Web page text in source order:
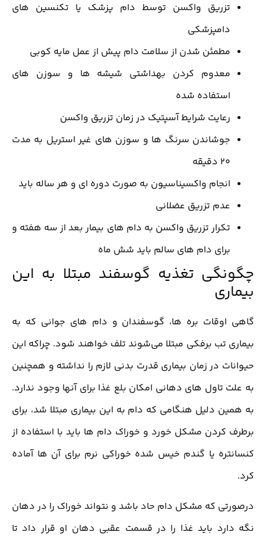
تزریق واکسن توسط دام پزشک یا تکنسین های
دامپزشکی
مطمئن شدن از سلامت دام پیش از عمل مایه کوبی
معدوم کردن بهداشتی شیشه ها و سوزن های
استفاده شده
رعایت شرایط آسپتیک در زمان تزریق واکسن
جوشاندن سرنگ ها و سوزن های غیر استریل به مدت
انجام واکسیناسیون به صورت دوره ای و هر ساله باید
عدم تزریق عضلانی
تکرار تزریق واکسن به دام های بیمار بعد از سه هفته و
برای دام های سالم باید شش ماه
چگونگی تغذیه گوسفند مبتلا به این
بیماری
گاهی اوقات بره ها، گوسفندان و دام های جوانی که به
بیماری تب برفکی مبتلا می‌شوند تلف خواهند شود. چراکه این
حیوانات در زمان بیماری قدرت بدنی لازم را نداشته و همچنین
به علت تاول های دهانی امکان بلع غذا برای آنها وجود ندارد.
به همین دلیل هنگامی که دام به این بیماری مبتلا شد، برای
برطرف کردن مشکل خورد و خوراک دام ها باید با استفاده از
کنسانتره یا گندم خیس شده خوراکی نرم برای آن ها آماده
کرد.
درصورتی که مشکل دام حاد باشد و نتواند خوراک را در دهان
نگه دارد باید غذا را در قسمت عقبی دهان او قرار داد تا